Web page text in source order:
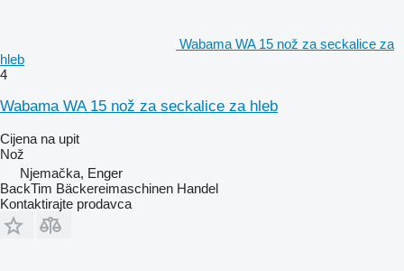
Wabama WA 15 nož za seckalice za
hleb
4
Wabama WA 15 nož za seckalice za hleb
Cijena na upit
Nož
Njemačka, Enger
BackTim Bäckereimaschinen Handel
Kontaktirajte prodavca